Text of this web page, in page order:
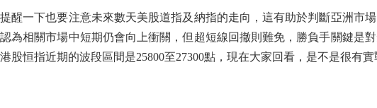
一下也要注意未來數天美股道指及納指的走向，這有助於判斷亞洲市場
為相關市場中短期仍會向上衝關，但超短線回撤則難免，勝負手關鍵是
股恒指近期的波段區間是25800至27300點，現在大家回看，是不是很有